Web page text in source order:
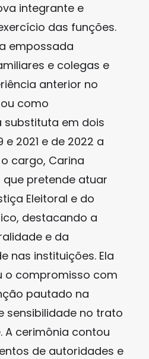
integrante e
das funções.
empossada
e colegas e
anterior no
como
em dois
e 2021 e de 2022 a
cargo, Carina
pretende atuar
Eleitoral e do
destacando a
e da
nas instituições. Ela
o compromisso com
pautado na
sensibilidade no trato
A cerimônia contou
de autoridades e